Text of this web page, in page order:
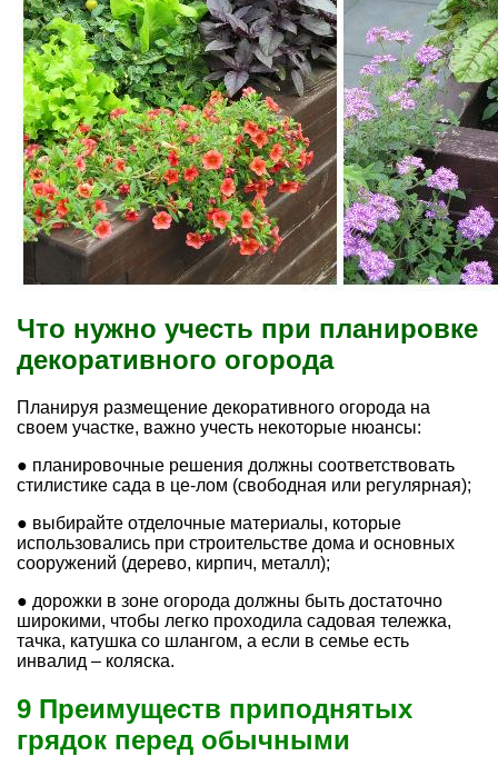
Что нужно учесть при планировке
декоративного огорода
Планируя размещение декоративного огорода на
своем участке, важно учесть некоторые нюансы:
● планировочные решения должны соответствовать
стилистике сада в це-лом (свободная или регулярная);
● выбирайте отделочные материалы, которые
использовались при строительстве дома и основных
сооружений (дерево, кирпич, металл);
● дорожки в зоне огорода должны быть достаточно
широкими, чтобы легко проходила садовая тележка,
тачка, катушка со шлангом, а если в семье есть
инвалид – коляска.
9 Преимуществ приподнятых
грядок перед обычными